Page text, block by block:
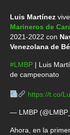
Luis Martínez
Marineros de
2021-2022 con
Venezolana de
#LMBP | Luis
de campeonato
https://t.co/
— LMBP
Ahora, en la